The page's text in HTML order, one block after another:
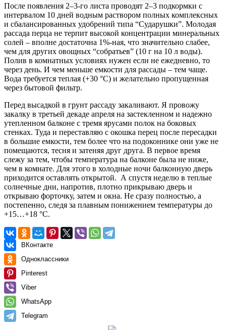
После появления 2–3-го листа проводят 2–3 подкормки с
интервалом 10 дней водным раствором полных комплексных
и сбалансированных удобрений типа “Сударушки”. Молодая
рассада перца не терпит высокой концентрации минеральных
солей – вполне достаточна 1%-ная, что значительно слабее,
чем для других овощных “собратьев” (10 г на 10 л воды).
Полив в комнатных условиях нужен если не ежедневно, то
через день. И чем меньше емкости для рассады – тем чаще.
Вода требуется теплая (+30 °С) и желательно пропущенная
через бытовой фильтр.
Перед высадкой в грунт рассаду закаливают. Я провожу
закалку в третьей декаде апреля на застекленном и надежно
утепленном балконе с тремя ярусами полок на боковых
стенках. Туда и переставляю с окошка перец после пересадки
в большие емкости, тем более что на подоконнике они уже не
помещаются, тесня и затеняя друг друга. В первое время
слежу за тем, чтобы температура на балконе была не ниже,
чем в комнате. Для этого в холодные ночи балконную дверь
приходится оставлять открытой. А спустя неделю в теплые
солнечные дни, напротив, плотно прикрываю дверь и
открываю форточку, затем и окна. Не сразу полностью, а
постепенно, следя за плавным понижением температуры до
+15…+18 °С.
ВКонтакте
Одноклассники
Pinterest
Viber
WhatsApp
Telegram